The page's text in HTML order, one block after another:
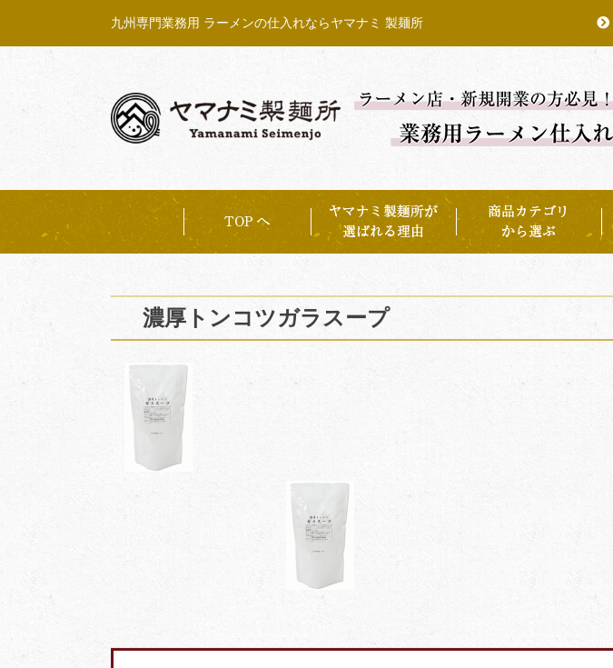
九州専門業務用 ラーメンの仕入れならヤマナミ 製麺所
濃厚トンコツガラスープ